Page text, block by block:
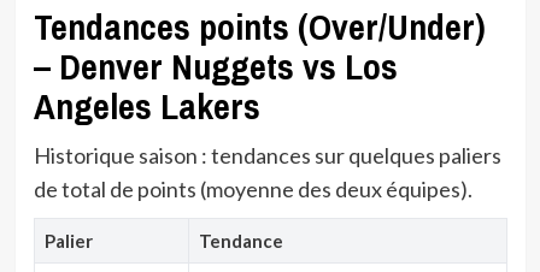
Tendances points (Over/Under)
– Denver Nuggets vs Los
Angeles Lakers
Historique saison : tendances sur quelques paliers
de total de points (moyenne des deux équipes).
Palier Tendance